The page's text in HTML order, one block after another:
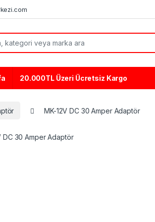
20.000TL Üzeri Ücretsiz Kargo
MK-12V DC 30 Amper Adaptör